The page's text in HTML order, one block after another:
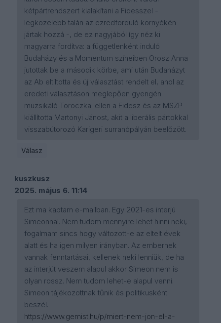
kétpártrendszert kialakítani a Fidesszel -
legközelebb talán az ezredforduló környékén
jártak hozzá -, de ez nagyjából így néz ki
magyarra fordítva: a függetlenként induló
Budaházy és a Momentum színeiben Orosz Anna
jutottak be a második körbe, ami után Budaházyt
az Ab eltiltotta és új választást rendelt el, ahol az
eredeti választáson meglepően gyengén
muzsikáló Toroczkai ellen a Fidesz és az MSZP
kiállította Martonyi Jánost, akit a liberális pártokkal
visszabútorozó Karigeri surranópályán beelőzött.
Válasz
kuszkusz
2025. május 6. 11:14
Ezt ma kaptam e-mailban. Egy 2021-es interjú
Simeonnal. Nem tudom mennyire lehet hinni neki,
fogalmam sincs hogy változott-e az eltelt évek
alatt és ha igen milyen irányban. Az embernek
vannak fenntartásai, kellenek neki lenniük, de ha
az interjút veszem alapul akkor Simeon nem is
olyan rossz. Nem tudom lehet-e alapul venni.
Simeon tájékozottnak tűnik és politikusként
beszél.
https://www.gemist.hu/p/miert-nem-jon-el-a-